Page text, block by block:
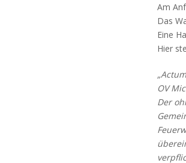
Am
Das
Eine
Hier
OV
Der